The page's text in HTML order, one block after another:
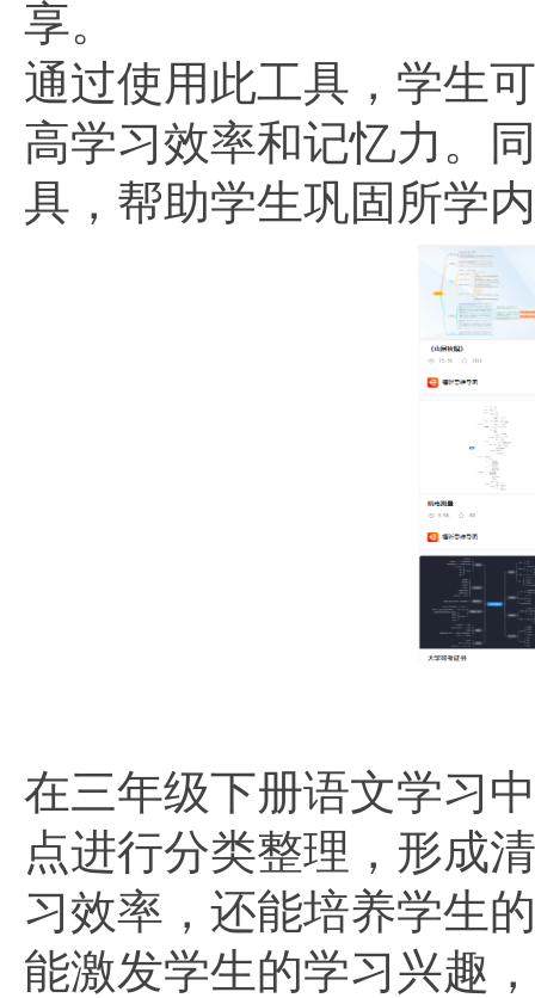
享。
通过使用此工具，学生
高学习效率和记忆力。
具，帮助学生巩固所学
在三年级下册语文学习
点进行分类整理，形成
习效率，还能培养学生
能激发学生的学习兴趣